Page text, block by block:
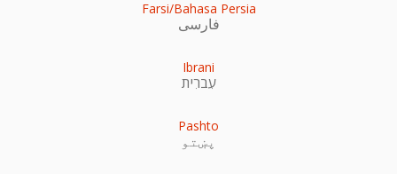
Farsi/Bahasa Persia
فارسی
Ibrani
עִברִית
Pashto
پښتو